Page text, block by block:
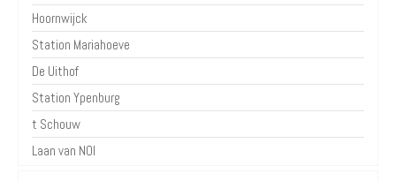
Hoornwijck
Station Mariahoeve
De Uithof
Station Ypenburg
t Schouw
Laan van NOI